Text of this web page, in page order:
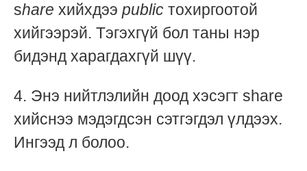
share хийхдээ public тохиргоотой
хийгээрэй. Тэгэхгүй бол таны нэр
бидэнд харагдахгүй шүү.
4. Энэ нийтлэлийн доод хэсэгт share
хийснээ мэдэгдсэн сэтгэгдэл үлдээх.
Ингээд л болоо.